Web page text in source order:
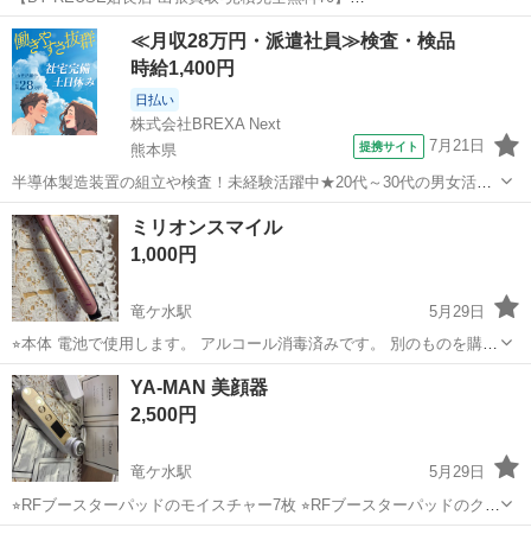
✨✨✨✨✨✨✨✨✨✨✨✨✨✨✨✨✨✨✨ メーカー ETBELLA 商品
名 ETBELLA フェイシャルスチーマー
✨✨✨✨✨✨✨✨✨✨✨✨✨✨✨✨✨✨✨...
鹿児島 姶良市 姶良駅 美容家電
≪月収28万円・派遣社員≫検査・検品
時給1,400円
日払い
株式会社BREXA Next
熊本県
提携サイト 7月21日
半導体製造装置の組立や検査！未経験活躍中★20代～30代の男女活躍
中★ワンルーム寮完備！赴任旅費会社負担！マイカー通勤OK！無料駐
車場あり！正社員登用あり！《熊本県菊池郡大津町》 人気の工場のお
仕事 ◇半導体製造装置の組立...
熊本 その他
ミリオンスマイル
1,000円
竜ケ水駅
5月29日
⭐︎本体 電池で使用します。 アルコール消毒済みです。 別のものを購入
したので、譲ります。
鹿児島 鹿児島市 竜ケ水駅 美容家電
YA-MAN 美顔器
2,500円
竜ケ水駅
5月29日
⭐︎RFブースターパッドのモイスチャー7枚 ⭐︎RFブースターパッドのクリ
ーン14枚 ⭐︎本体 ⭐︎充電アダプター 他のものを購入したので、譲りま